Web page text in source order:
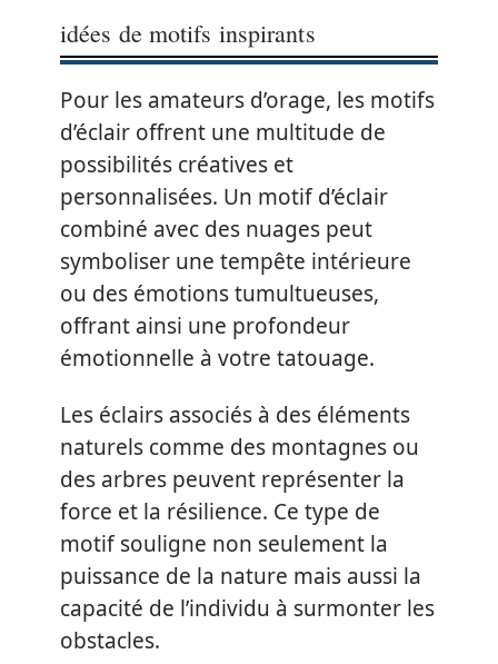
idées de motifs inspirants
Pour les amateurs d’orage, les motifs
d’éclair offrent une multitude de
possibilités créatives et
personnalisées. Un motif d’éclair
combiné avec des nuages peut
symboliser une tempête intérieure
ou des émotions tumultueuses,
offrant ainsi une profondeur
émotionnelle à votre tatouage.
Les éclairs associés à des éléments
naturels comme des montagnes ou
des arbres peuvent représenter la
force et la résilience. Ce type de
motif souligne non seulement la
puissance de la nature mais aussi la
capacité de l’individu à surmonter les
obstacles.